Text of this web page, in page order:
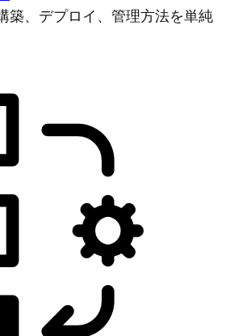
築、デプロイ、管理方法を単純